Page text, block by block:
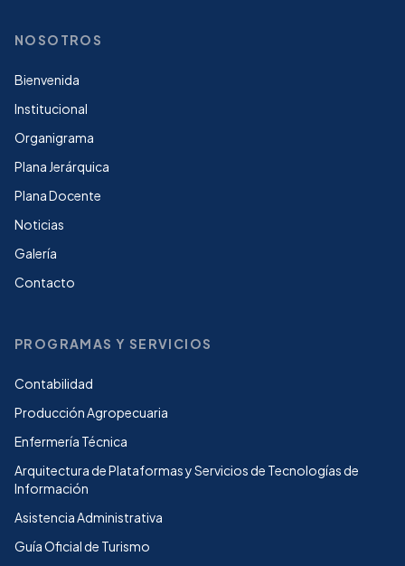
NOSOTROS
Bienvenida
Institucional
Organigrama
Plana Jerárquica
Plana Docente
Noticias
Galería
Contacto
PROGRAMAS Y SERVICIOS
Contabilidad
Producción Agropecuaria
Enfermería Técnica
Arquitectura de Plataformas y Servicios de Tecnologías de
Información
Asistencia Administrativa
Guía Oficial de Turismo